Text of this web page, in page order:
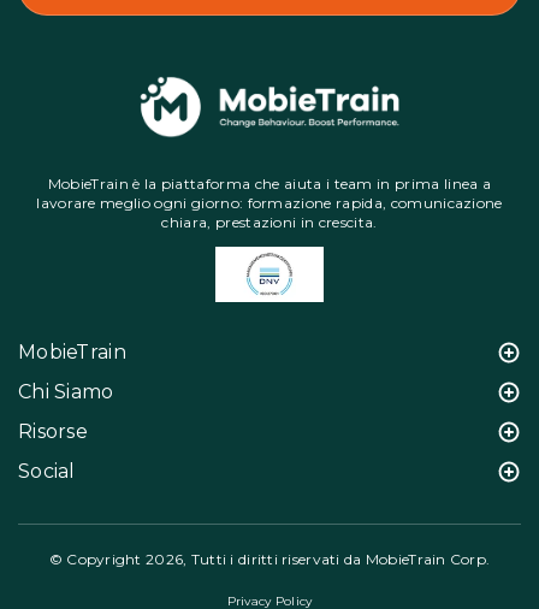
MobieTrain è la piattaforma che aiuta i team in prima linea a
lavorare meglio ogni giorno: formazione rapida, comunicazione
chiara, prestazioni in crescita.
MobieTrain
Chi Siamo
Risorse
Social
© Copyright 2026, Tutti i diritti riservati da MobieTrain Corp.
Privacy Policy